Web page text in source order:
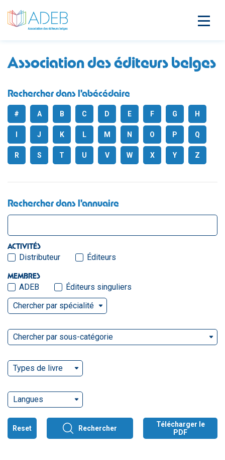
Association des éditeurs belges
Rechercher dans l'abécédaire
# A B C D E F G H
J K L M N O P Q
R S T U V W X Y Z
Rechercher dans l'annuaire
ACTIVITÉS
Distributeur Éditeurs
MEMBRES
ADEB
Éditeurs singuliers
Chercher par spécialité
Chercher par sous-catégorie
Types de livre
Langues
Reset Rechercher
Télécharger le
PDF